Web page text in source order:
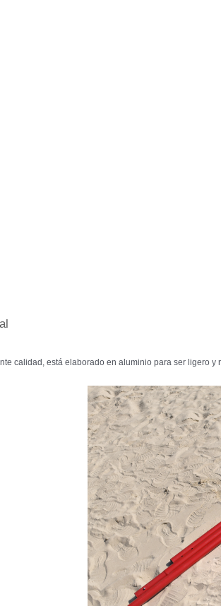
calidad, está elaborado en aluminio para ser ligero